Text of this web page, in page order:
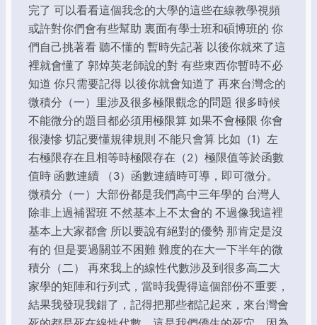
完了 可以看看這個我念的大學的這些在線教學視頻
或許對你們會有些幫助 裏面有學士班和碩博班的 你
們自己挑著看 聽不懂的 暫時先記著 以後你就來了這
裡就會懂了 郭焯英老師說的對 有些東西你暫時不必
知道 你只需要記得 以後你就會知道了 再來台灣念的
微積分（一）里涉及很多極限觀念的問題 很多時候
不能微分的題目都必須用極限算 如果不會極限 你會
很淒慘 切記要懂規律規則 不能只會算 比如（1）左
右極限存在且相等時極限存在（2）極限值等於函數
值時 函數連續 （3）函數連續時可導，即可微分。
微積分（一）大部份都是我們高中三年學的 台灣人
除非上過補習班 不然基本上不太會的 不過像我這裡
基本上大家都會 所以要說有絕對的優勢 那肯定是沒
有的 但是要過關並不困難 難度的在大一下半年的微
積分（二） 再來我上的線性代數涉及到很多高二大
家學的矩陣和行列式，當時我覺得這個部份不重要，
結果我發現我錯了，記得把那些都記起來，來台灣會